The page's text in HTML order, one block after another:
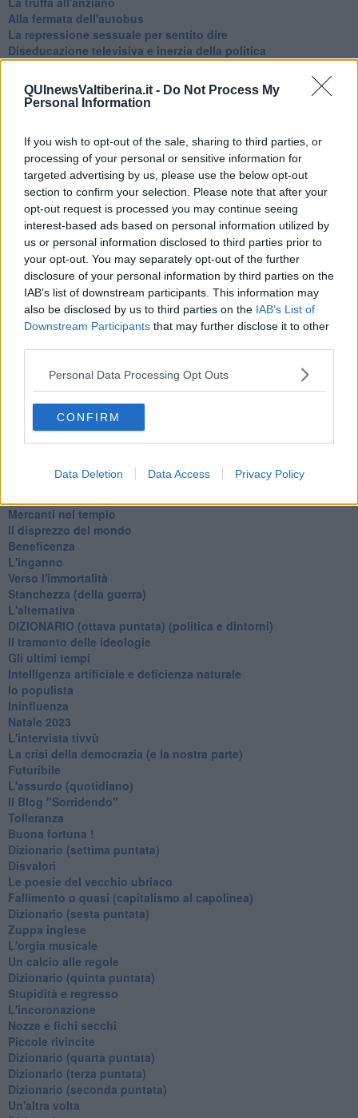
QUInewsValtiberina.it - Do Not Process My
Personal Information
If you wish to opt-out of the sale, sharing to third parties, or
processing of your personal or sensitive information for
targeted advertising by us, please use the below opt-out
section to confirm your selection. Please note that after your
opt-out request is processed you may continue seeing
interest-based ads based on personal information utilized by
us or personal information disclosed to third parties prior to
your opt-out. You may separately opt-out of the further
disclosure of your personal information by third parties on the
IAB’s list of downstream participants. This information may
also be disclosed by us to third parties on the IAB’s List of
Downstream Participants that may further disclose it to other
Personal Data Processing Opt Outs
CONFIRM
Data Deletion Data Access Privacy Policy
Alla fermata dell'autobus
La repressione sessuale per sentito dire
Diseducazione televisiva e inerzia della politica
Foto storica
Esequie solenni
Nostalgia del sangue blu
Armiamoci e... avviatevi
Da Capodanno a Carnevale
Schizzi di fango
Sor-riso amaro
Fine anno al ristorante
La festa di Capodanno
Natale 2024
Re e regnanti
A noi interessa il dito non la luna
Come rubare allo stato e vivere felici
Una performance
Il compagno
Tramonto
Passato, presente, futuro
Il giorno dei saldi
L'ultimo post
Leggendo l'Eneide
Un calcio alla finzione
Mercanti nel tempio
Il disprezzo del mondo
Beneficenza
L'inganno
Verso l'immortalità
Stanchezza (della guerra)
L'alternativa
​DIZIONARIO (ottava puntata) (politica e dintorni)
Il tramonto delle ideologie
Gli ultimi tempi
Intelligenza artificiale e deficienza naturale
Io populista
Ininfluenza
Natale 2023
L'intervista tivvù
La crisi della democrazia (e la nostra parte)
Futuribile
L'assurdo (quotidiano)
Il Blog "Sorridendo"
Tolleranza
Buona fortuna !
​Dizionario (settima puntata)
Disvalori
Le poesie del vecchio ubriaco
Fallimento o quasi (capitalismo al capolinea)
Dizionario (sesta puntata)
Zuppa inglese
L'orgia musicale
Un calcio alle regole
Dizionario (quinta puntata)
Stupidità e regresso
L'incoronazione
Nozze e fichi secchi
Piccole rivincite
​Dizionario (quarta puntata)
​Dizionario (terza puntata)
​Dizionario (seconda puntata)
Un'altra volta